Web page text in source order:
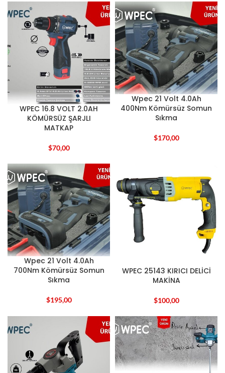
WPEC 16.8 VOLT 2.0AH
KÖMÜRSÜZ ŞARJLI
MATKAP
$70,00
Wpec 21 Volt 4.0Ah
400Nm Kömürsüz Somun
Sıkma
$170,00
Wpec 21 Volt 4.0Ah
700Nm Kömürsüz Somun
Sıkma
$195,00
WPEC 25143 KIRICI DELİCİ
MAKİNA
$100,00